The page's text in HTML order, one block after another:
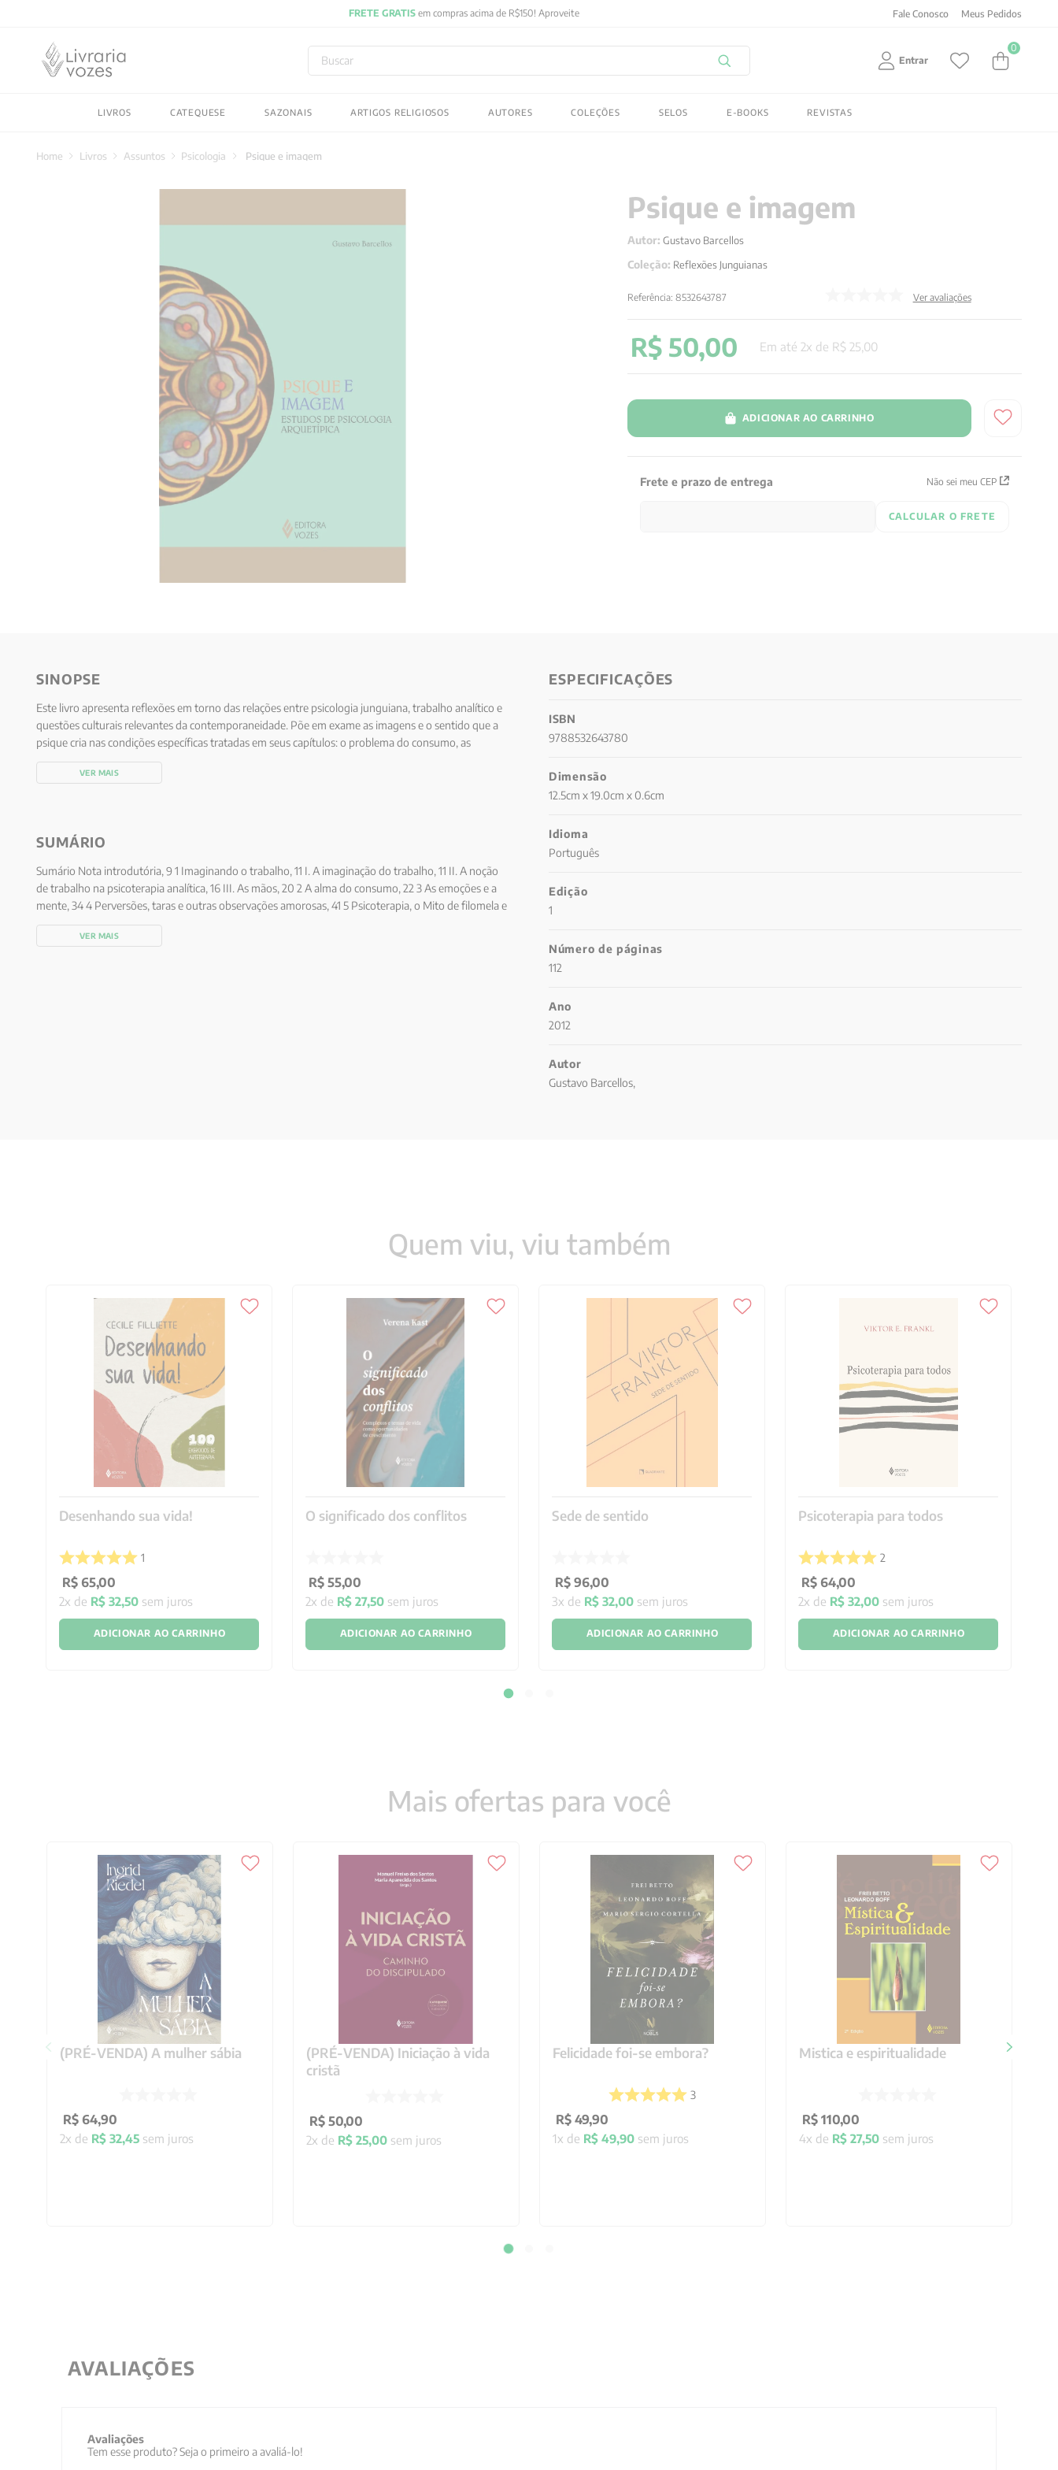
em compras acima de R$150! Aproveite Fale Conosco Meus Pedidos
Buscar
Entrar
0
LIVROS CATEQUESE SAZONAIS ARTIGOS RELIGIOSOS AUTORES COLEÇÕES SELOS E-BOOKS REVISTAS
Livros Assuntos Psicologia Psique e imagem
Psique e imagem
Autor: Gustavo Barcellos
Coleção: Reflexões Junguianas
Referência:8532643787 Ver avaliações
R$ 50,00 Em até2x de R$ 25 00
ADICIONAR AO CARRINHO
Frete e prazo de entrega Não sei meu CEP
CALCULAR O FRETE
SINOPSE
Este livro apresenta reflexões em torno das relações entre psicologia junguiana, trabalho analítico e
questões culturais relevantes da contemporaneidade. Põe em exame as imagens e o sentido que a
psique cria nas condições específicas tratadas em seus capítulos: o problema do consumo, as
questões do trabalho, faces obscuras do amor e das emoções, a psicoterapia focada na imagem.
Aqui a abordagem da psicologia arquetípica, com sua fina sensibilidade para o mito, a linguagem e a
VER MAIS
SUMÁRIO
Sumário Nota introdutória, 9 1 Imaginando o trabalho, 11 I. A imaginação do trabalho, 11 II. A noção
de trabalho na psicoterapia analítica, 16 III. As mãos, 20 2 A alma do consumo, 22 3 As emoções e a
mente, 34 4 Perversões, taras e outras observações amorosas, 41 5 Psicoterapia, o Mito de filomela e
uma cena de Eliot, 54 6 Tempo, alma, eternidade, 65 7 Psique e imagem, 79 I. Anima, 79 II. Imagem,
87 III. Mitos da análise, 98 Referências, 107
VER MAIS
ESPECIFICAÇÕES
ISBN
9788532643780
Dimensão
12.5cm x 19.0cm x 0.6cm
Idioma
Português
Edição
1
Número de páginas
112
Ano
2012
Autor
Gustavo Barcellos,
Quem viu, viu também
Desenhando sua vida!
1
R$ 65,00
2x de R$ 32,50 sem juros
ADICIONAR AO CARRINHO
O significado dos conflitos
R$ 55,00
2x de R$ 27,50 sem juros
ADICIONAR AO CARRINHO
Sede de sentido
R$ 96,00
3x de R$ 32,00 sem juros
ADICIONAR AO CARRINHO
Psicoterapia para todos
2
R$ 64,00
2x de R$ 32,00 sem juros
ADICIONAR AO CARRINHO
Mais ofertas para você
(PRÉ-VENDA) A mulher sábia
R$ 64,90
2x de R$ 32,45sem juros
(PRÉ-VENDA) Iniciação à vida
cristã
R$ 50,00
2x de R$ 25,00sem juros
Felicidade foi-se embora?
3
R$ 49,90
1x de R$ 49,90sem juros
Mistica e espiritualidade
R$ 110,00
4x de R$ 27,50sem juros
AVALIAÇÕES
Avaliações
Tem esse produto? Seja o primeiro a avaliá-lo!
2027
5º byung chul han
8º
9º anselm grun
10º verena kast